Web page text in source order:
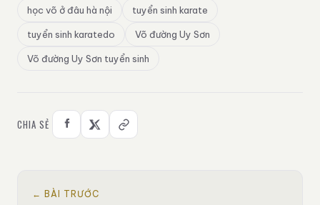
học võ ở đâu hà nội tuyển sinh karate
tuyển sinh karatedo Võ đường Uy Sơn
Võ đường Uy Sơn tuyển sinh
CHIA SẺ
← BÀI TRƯỚC